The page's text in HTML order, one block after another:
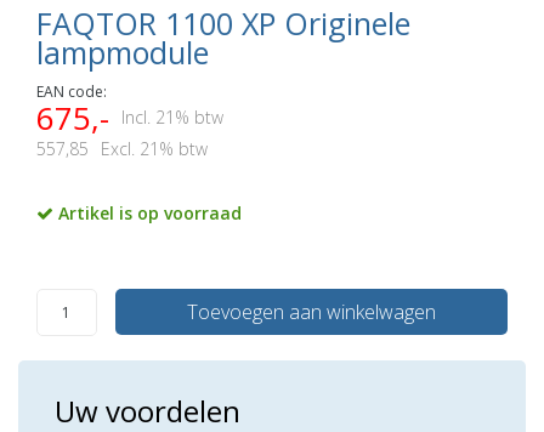
FAQTOR 1100 XP Originele
lampmodule
EAN code:
675,-
Incl. 21% btw
557,85
Excl. 21% btw
Artikel is op voorraad
Toevoegen aan winkelwagen
Uw voordelen